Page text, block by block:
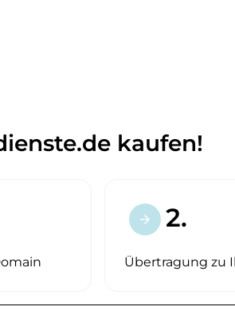
kaufen!
arrow_forward 2.
Übertragung zu